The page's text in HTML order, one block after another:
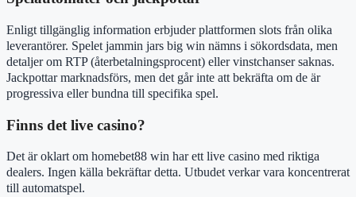
Enligt tillgänglig information erbjuder plattformen slots från olika
leverantörer. Spelet jammin jars big win nämns i sökordsdata, men
detaljer om RTP (återbetalningsprocent) eller vinstchanser saknas.
Jackpottar marknadsförs, men det går inte att bekräfta om de är
progressiva eller bundna till specifika spel.
Finns det live casino?
Det är oklart om homebet88 win har ett live casino med riktiga
dealers. Ingen källa bekräftar detta. Utbudet verkar vara koncentrerat
till automatspel.